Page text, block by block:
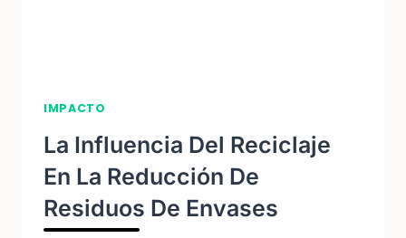
IMPACTO
La Influencia Del Reciclaje
En La Reducción De
Residuos De Envases